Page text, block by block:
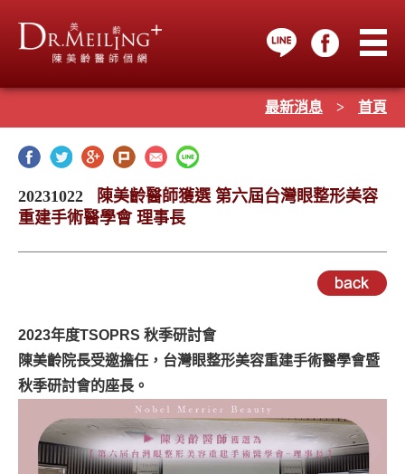
最新消息 > 首頁
20231022
陳美齡醫師獲選 第六屆台灣眼整形美容
重建手術醫學會 理事長
2023年度TSOPRS 秋季研討會
陳美齡院長受邀擔任，台灣眼整形美容重建手術醫學會暨
秋季研討會的座長。